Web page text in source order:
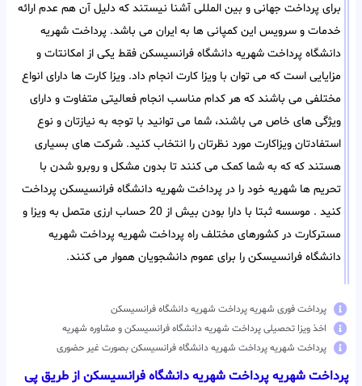
برای پرداخت جهانی و بین المللی آشنا نیستند که دلیل آن هم عدم ارائه
خدمات و سرویس این کمپانی ها به ایران می باشد. پرداخت شهریه
دانشگاه پرداخت شهریه دانشگاه فرانسیسکن فقط یکی از امکانتات و
مزایایی است که می توان با ویزا کارت انجام داد. ویزا کارت ها دارای انواع
مختلفی می باشند که هر کدام مناسب انجام فعالیتی متفاوت و دارای
ویژگی های خاص می باشند، شما می توانید با توجه به نیازتان و نوع
استفادتان ویزاکارت مورد نظرتان را انتخاب کنید. شرکت های بسیاری
هستند که که به شما کمک می کنند تا بدون مشکل و روبرو شدن با
تحریم ها شهریه خود را در پرداخت شهریه دانشگاه فرانسیسکن پرداخت
کنید . موسسه ثبتا با دارا بودن بیش از 20 حساب ارزی متصل به ویزا و
مسترکارت در کشورهای مختلف راه پرداخت شهریه پرداخت شهریه
دانشگاه فرانسیسکن را برای عموم دانشجویان هموار می کنند.
پرداخت فوری شهریه پرداخت شهریه دانشگاه فرانسیسکن
اخذ ویزا تحصیلی پرداخت شهریه دانشگاه فرانسیسکن و مشاوره شهریه
پرداخت شهریه پرداخت شهریه دانشگاه فرانسیسکن بصورت غیر حضوری
پرداخت شهریه پرداخت شهریه دانشگاه فرانسیسکن از طریق پی